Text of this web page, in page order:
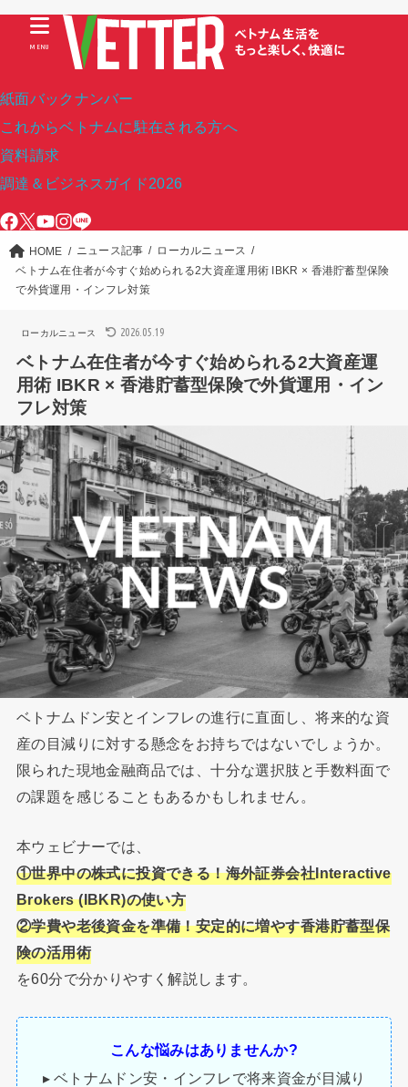
紙面バックナンバー
これからベトナムに駐在される方へ
資料請求
調達＆ビジネスガイド2026
MENU
HOME ニュース記事
ローカルニュース
ベトナム在住者が今すぐ始められる2大資産運用術 IBKR × 香港貯蓄型保険
で外貨運用・インフレ対策
ローカルニュース 2026.05.19
ベトナム在住者が今すぐ始められる2大資産運
用術 IBKR × 香港貯蓄型保険で外貨運用・イン
フレ対策
ベトナムドン安とインフレの進行に直面し、将来的な資
産の目減りに対する懸念をお持ちではないでしょうか。
限られた現地金融商品では、十分な選択肢と手数料面で
の課題を感じることもあるかもしれません。
本ウェビナーでは、
①世界中の株式に投資できる！海外証券会社Interactive
Brokers (IBKR)の使い方
②学費や老後資金を準備！安定的に増やす香港貯蓄型保
険の活用術
を60分で分かりやすく解説します。
こんな悩みはありませんか?
▸ ベトナムドン安・インフレで将来資金が目減り